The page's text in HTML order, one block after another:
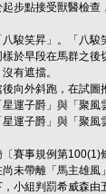
起步點接受獸醫檢
駿笑昇」。「八駿
於早段在馬群之後
有遮擋。
向外斜跑，在試
運子爵」與「聚
運子爵」與「聚
賽事規例第
未帶離「馬主雄
小組判罰希威森